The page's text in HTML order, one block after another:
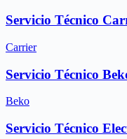
Servicio Técnico
Carrier
Servicio Técnico
Beko
Servicio Técnico